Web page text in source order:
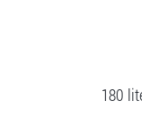
180